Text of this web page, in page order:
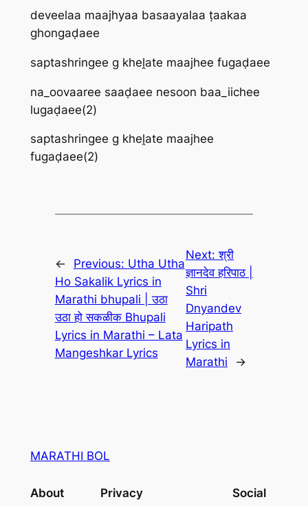
deveelaa maajhyaa basaayalaa ṭaakaa
ghongaḍaee
saptashringee g kheḽate maajhee fugaḍaee
na_oovaaree saaḍaee nesoon baa_iichee
lugaḍaee(2)
saptashringee g kheḽate maajhee
fugaḍaee(2)
← Previous: Utha Utha
Ho Sakalik Lyrics in
Marathi bhupali | उठा
उठा हो सकळीक Bhupali
Lyrics in Marathi – Lata
Mangeshkar Lyrics
Next:श्री
ज्ञानदेव हरिपाठ |
Shri
Dnyandev
Haripath
Lyrics in
Marathi
→
MARATHI BOL
About Privacy Social